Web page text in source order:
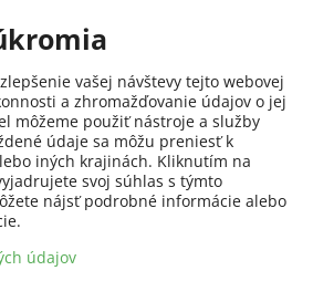
vašej návštevy tejto webovej
a zhromažďovanie údajov o jej
môžeme použiť nástroje a služby
údaje sa môžu preniesť k
iných krajinách. Kliknutím na
svoj súhlas s týmto
nájsť podrobné informácie alebo
údajov